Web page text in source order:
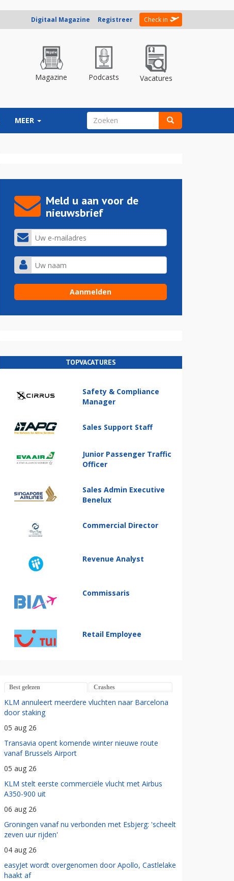
Digitaal Magazine Registreer Check in
Magazine Podcasts Vacatures
MEER ZOEKVELD
Meld u aan voor de
nieuwsbrief
TOPVACATURES
Safety & Compliance
Manager
Sales Support Staff
Junior Passenger Traffic
Officer
Sales Admin Executive
Benelux
Commercial Director
Revenue Analyst
Commissaris
Retail Employee
Best gelezen Crashes
KLM annuleert meerdere vluchten naar Barcelona
door staking
05 aug 26
Transavia opent komende winter nieuwe route
vanaf Brussels Airport
05 aug 26
KLM stelt eerste commerciële vlucht met Airbus
A350-900 uit
06 aug 26
Groningen vanaf nu verbonden met Esbjerg: 'scheelt
zeven uur rijden'
04 aug 26
easyJet wordt overgenomen door Apollo, Castlelake
haakt af